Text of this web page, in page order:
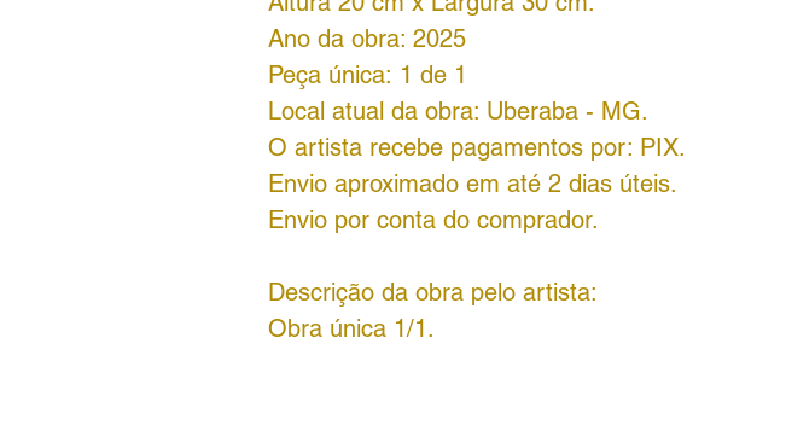
Ano da obra: 2025
Peça única: 1 de 1
Local atual da obra: Uberaba - MG.
O artista recebe pagamentos por: PIX.
Envio aproximado em até 2 dias úteis.
Envio por conta do comprador.
Descrição da obra pelo artista:
Obra única 1/1.